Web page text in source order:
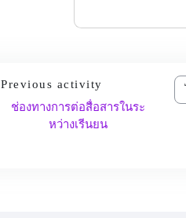
Previous activity
ช่องทางการต่อสื่อสารในระ
หว่างเรีนยน
ไ